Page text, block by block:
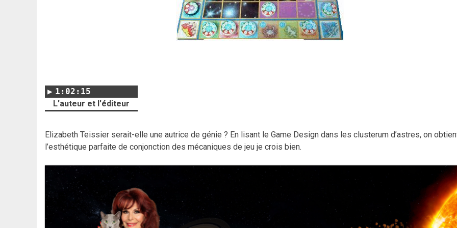
1:02:15
L'auteur et l'éditeur
Elizabeth Teissier serait-elle une autrice de génie ? En lisant le Game Design dans les clusterum d’astres, on
l’esthétique parfaite de conjonction des mécaniques de jeu je crois bien.